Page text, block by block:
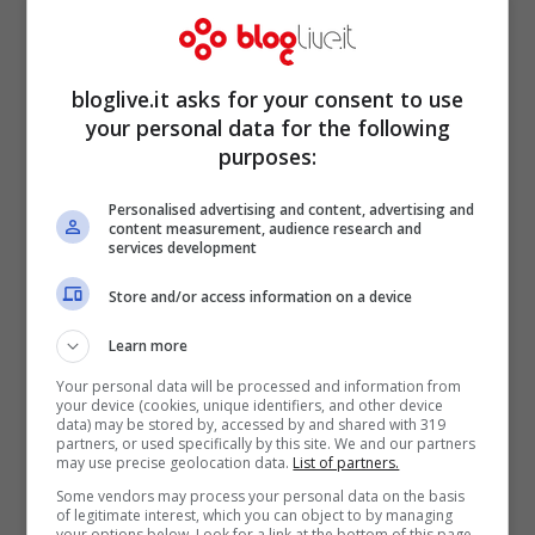
Rivivendo Baggio, il manager
racconta il Divin Codino a Bloglive
Mar 10, 2014
Paolo Sorrentino: le dichiarazioni a
caldo dopo la vittoria agli Oscar
Mar 3, 2014
bloglive.it asks for your consent to use
your personal data for the following
purposes:
Personalised advertising and content, advertising and
content measurement, audience research and
services development
Store and/or access information on a device
Learn more
Your personal data will be processed and information from
your device (cookies, unique identifiers, and other device
data) may be stored by, accessed by and shared with 319
partners, or used specifically by this site. We and our partners
may use precise geolocation data. List of partners.
Some vendors may process your personal data on the basis
of legitimate interest, which you can object to by managing